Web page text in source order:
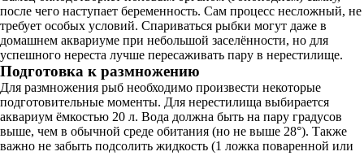
после чего наступает беременность. Сам процесс несложный, не
требует особых условий. Спариваться рыбки могут даже в
домашнем аквариуме при небольшой заселённости, но для
успешного нереста лучше пересаживать пару в нерестилище.
Подготовка к размножению
Для размножения рыб необходимо произвести некоторые
подготовительные моменты. Для нерестилища выбирается
аквариум ёмкостью 20 л. Вода должна быть на пару градусов
выше, чем в обычной среде обитания (но не выше 28°). Также
важно не забыть подсолить жидкость (1 ложка поваренной или